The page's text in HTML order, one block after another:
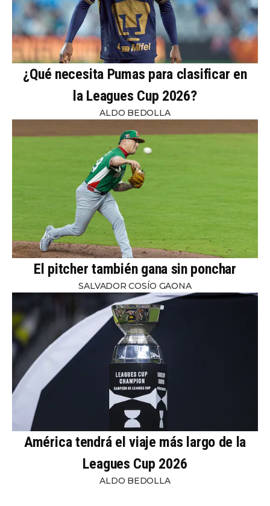
¿Qué necesita Pumas para clasificar en
la Leagues Cup 2026?
ALDO BEDOLLA
El pitcher también gana sin ponchar
SALVADOR COSÍO GAONA
América tendrá el viaje más largo de la
Leagues Cup 2026
ALDO BEDOLLA